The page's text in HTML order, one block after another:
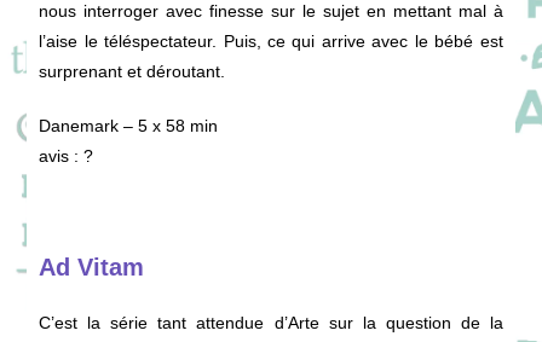
nous interroger avec finesse sur le sujet en mettant mal à
l’aise le téléspectateur. Puis, ce qui arrive avec le bébé est
surprenant et déroutant.
Danemark – 5 x 58 min
avis : ?
Ad Vitam
C’est la série tant attendue d’Arte sur la question de la